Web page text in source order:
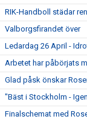
RIK-Handboll städar
Valborgsfirandet över
Ledardag 26 April -
Arbetet har påbörjats
Glad påsk önskar
"Bäst i Stockholm -
Finalschemat med